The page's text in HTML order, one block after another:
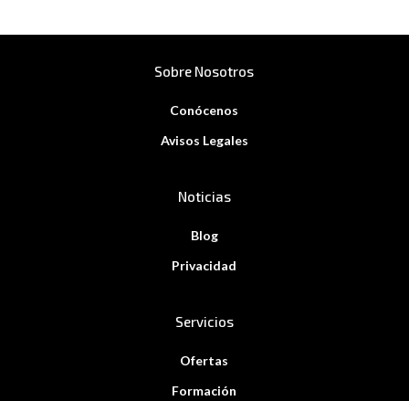
Sobre Nosotros
Conócenos
Avisos Legales
Noticias
Blog
Privacidad
Servicios
Ofertas
Formación